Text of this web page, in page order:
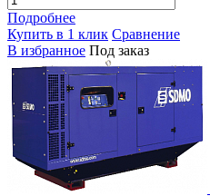
Подробнее
Купить в 1 клик Сравнение
В избранное Под заказ